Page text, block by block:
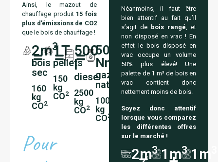
Ainsi, le mazout de
chauffage produit 15 fois
plus d’émissions de CO2
que le bois de chauffage !
2m3
bois
sec
160
kg
CO2
1T
pellets
150
kg
CO2
500
l
diesel
2500
kg
CO2
500
Nm
gaz
naturel
1000
kg
CO2
Pour
Néanmoins, il faut être
bien attentif au fait qu’il
s’agit de bois rangé, et
non disposé en vrac ! En
effet le bois disposé en
vrac occupe un volume
50% plus élevé! Une
palette de 1 m³ de bois en
vrac contient donc
nettement moins de bois.
Soyez donc attentif
lorsque vous comparez
les différentes offres
sur le marché !
2m3 1m3 1m